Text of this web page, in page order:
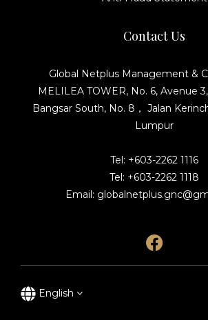
Contact Us
Global Netplus Management &
MELILEA TOWER, No. 6, Avenue
Bangsar South, No. 8， Jalan
Lumpur
Tel: +603-2262 1116
Tel: +603-2262 1118
Email:
English